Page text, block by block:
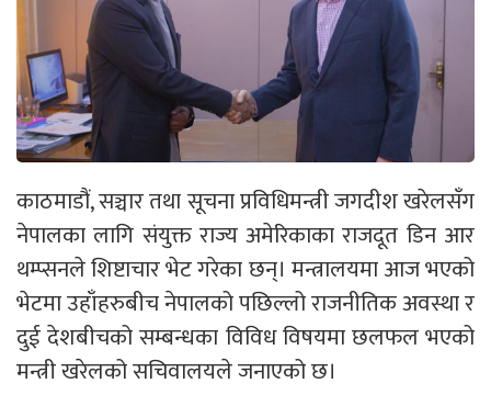
काठमाडौं, सञ्चार तथा सूचना प्रविधिमन्त्री जगदीश खरेलसँग
नेपालका लागि संयुक्त राज्य अमेरिकाका राजदूत डिन आर
थम्प्सनले शिष्टाचार भेट गरेका छन्। मन्त्रालयमा आज भएको
भेटमा उहाँहरुबीच नेपालको पछिल्लो राजनीतिक अवस्था र
दुई देशबीचको सम्बन्धका विविध विषयमा छलफल भएको
मन्त्री खरेलको सचिवालयले जनाएको छ।